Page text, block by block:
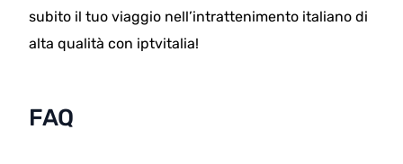
subito il tuo viaggio nell’intrattenimento italiano di
alta qualità con iptvitalia!
FAQ